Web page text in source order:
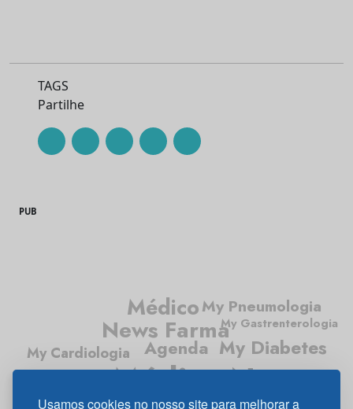
Usamos cookies no nosso site para melhorar a
TAGS
Partilhe
PUB
Agenda
News Farma
Médico News
Médico
My Oncologia
My Diabetes
My Cardiologia
My Pneumologia
My Gastrenterologia
My Neurologia